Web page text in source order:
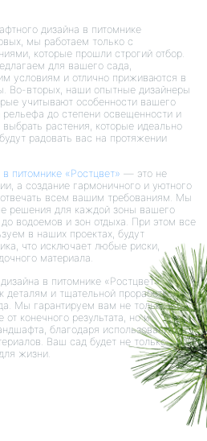
дизайна в питомнике
мы работаем только с
которые прошли строгий отбор.
для вашего сада,
условиям и отлично приживаются в
Во-вторых, наши опытные дизайнеры
учитывают особенности вашего
до степени освещенности и
растения, которые идеально
радовать вас на протяжении
питомнике «Ростцвет» — это не
а создание гармоничного и уютного
отвечать всем вашим требованиям. Мы
решения для каждой зоны вашего
водоемов и зон отдыха. При этом все
в наших проектах, будут
что исключает любые риски,
материала.
в питомнике «Ростцвет»
и тщательной проработкой
Мы гарантируем вам не только
от конечного результата, но и
благодаря использованию
Ваш сад будет не только
жизни.